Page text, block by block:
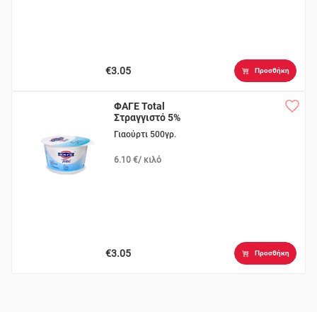
€3.05 Προσθήκη
ΦΑΓΕ Total
Στραγγιστό 5%
Γιαούρτι 500γρ.
6.10 €/ κιλό
€3.05 Προσθήκη